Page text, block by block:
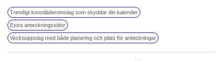
Trendigt konstläderomslag som skyddar din kalender
Extra anteckningssidor
Veckouppslag med både planering och plats för anteckningar